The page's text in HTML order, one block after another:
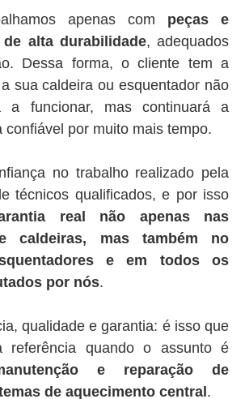
apenas com peças e
alta durabilidade, adequados
Dessa forma, o cliente tem a
sua caldeira ou esquentador não
a funcionar, mas continuará a
confiável por muito mais tempo.
no trabalho realizado pela
técnicos qualificados, e por isso
real não apenas nas
caldeiras, mas também no
e em todos os
por nós.
qualidade e garantia: é isso que
referência quando o assunto é
e reparação de
de aquecimento central.